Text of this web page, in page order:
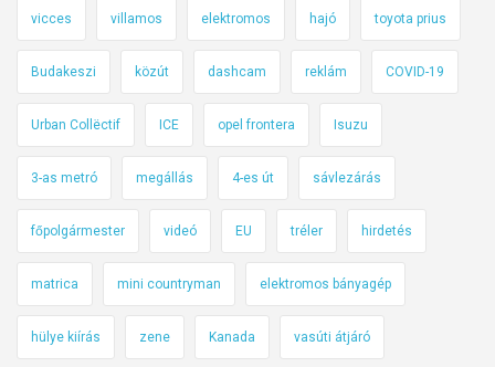
vicces villamos elektromos hajó toyota prius
Budakeszi közút dashcam reklám COVID-19
Urban Collëctif ICE opel frontera Isuzu
3-as metró megállás 4-es út sávlezárás
főpolgármester videó EU tréler hirdetés
matrica mini countryman elektromos bányagép
hülye kiírás zene Kanada vasúti átjáró